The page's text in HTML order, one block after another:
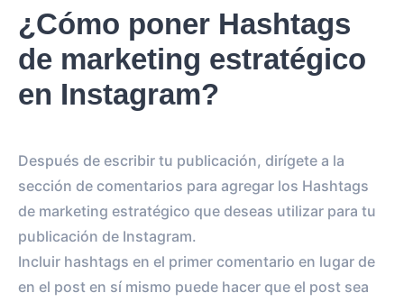
¿Cómo poner Hashtags
de marketing estratégico
en Instagram?
Después de escribir tu publicación, dirígete a la
sección de comentarios para agregar los Hashtags
de marketing estratégico que deseas utilizar para tu
publicación de Instagram.
Incluir hashtags en el primer comentario en lugar de
en el post en sí mismo puede hacer que el post sea